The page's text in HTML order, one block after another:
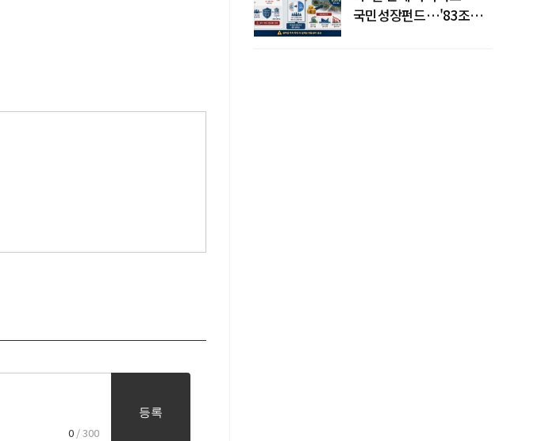
0 / 300
등록
국민성장펀드…'83조